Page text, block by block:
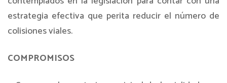
estrategia efectiva que perita reducir el número de
colisiones viales.
COMPROMISOS